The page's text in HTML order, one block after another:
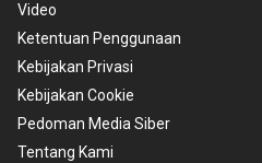
Video
Ketentuan Penggunaan
Kebijakan Privasi
Kebijakan Cookie
Pedoman Media Siber
Tentang Kami